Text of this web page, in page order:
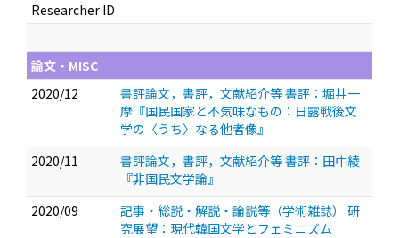
Researcher ID
論文・MISC
2020/12
書評論文，書評，文献紹介等 書評：堀井一
摩『国民国家と不気味なもの：日露戦後文
学の〈うち〉なる他者像』
2020/11
書評論文，書評，文献紹介等 書評：田中綾
『非国民文学論』
2020/09
記事・総説・解説・論説等（学術雑誌） 研
究展望：現代韓国文学とフェミニズム